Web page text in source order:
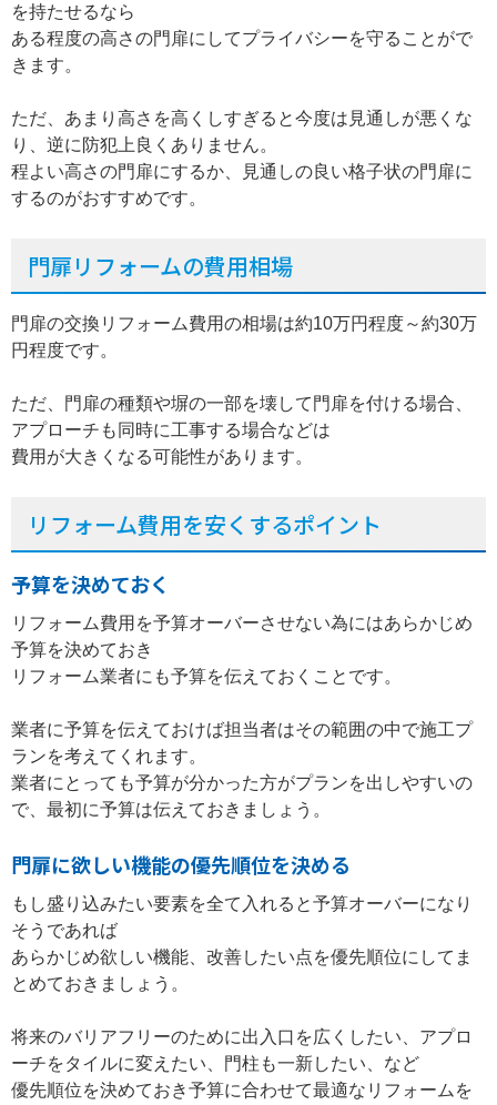
を持たせるなら
ある程度の高さの門扉にしてプライバシーを守ることがで
きます。
ただ、あまり高さを高くしすぎると今度は見通しが悪くな
り、逆に防犯上良くありません。
程よい高さの門扉にするか、見通しの良い格子状の門扉に
するのがおすすめです。
門扉リフォームの費用相場
門扉の交換リフォーム費用の相場は約10万円程度～約30万
円程度です。
ただ、門扉の種類や塀の一部を壊して門扉を付ける場合、
アプローチも同時に工事する場合などは
費用が大きくなる可能性があります。
リフォーム費用を安くするポイント
予算を決めておく
リフォーム費用を予算オーバーさせない為にはあらかじめ
予算を決めておき
リフォーム業者にも予算を伝えておくことです。
業者に予算を伝えておけば担当者はその範囲の中で施工プ
ランを考えてくれます。
業者にとっても予算が分かった方がプランを出しやすいの
で、最初に予算は伝えておきましょう。
門扉に欲しい機能の優先順位を決める
もし盛り込みたい要素を全て入れると予算オーバーになり
そうであれば
あらかじめ欲しい機能、改善したい点を優先順位にしてま
とめておきましょう。
将来のバリアフリーのために出入口を広くしたい、アプロ
ーチをタイルに変えたい、門柱も一新したい、など
優先順位を決めておき予算に合わせて最適なリフォームを